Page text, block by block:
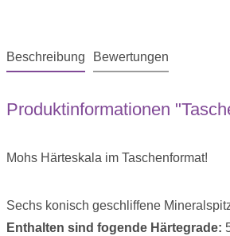
Beschreibung Bewertungen
Produktinformationen
Mohs Härteskala im Taschenformat!
Sechs konisch geschliffene
Enthalten sind fogende Härtegrade: